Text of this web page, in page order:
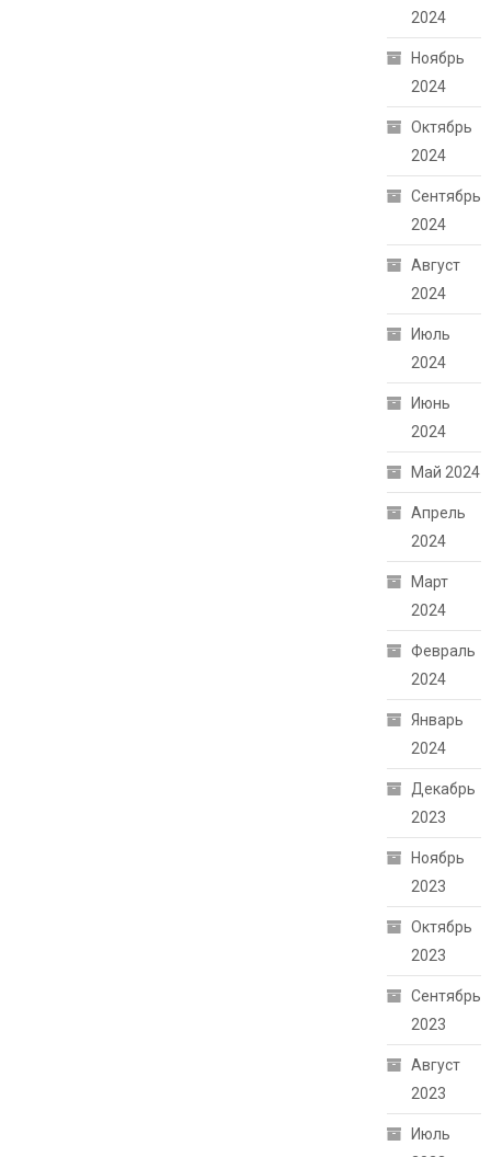
2024
Ноябрь
2024
Октябрь
2024
Сентябрь
2024
Август
2024
Июль
2024
Июнь
2024
Май 2024
Апрель
2024
Март
2024
Февраль
2024
Январь
2024
Декабрь
2023
Ноябрь
2023
Октябрь
2023
Сентябрь
2023
Август
2023
Июль